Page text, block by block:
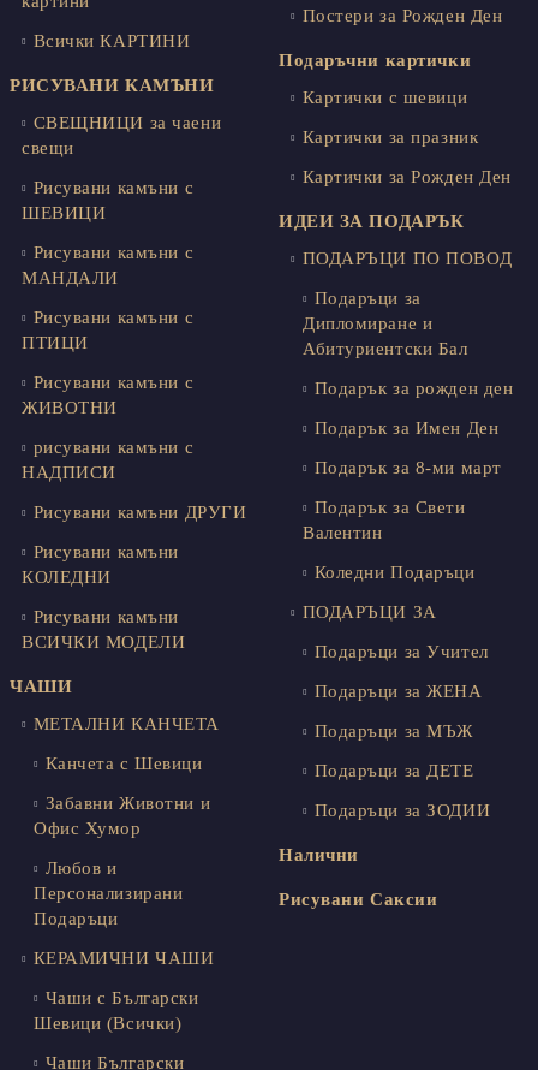
Всички КАРТИНИ
РИСУВАНИ КАМЪНИ
СВЕЩНИЦИ за чаени
свещи
Рисувани камъни с
ШЕВИЦИ
Рисувани камъни с
МАНДАЛИ
Рисувани камъни с
ПТИЦИ
Рисувани камъни с
ЖИВОТНИ
рисувани камъни с
НАДПИСИ
Рисувани камъни ДРУГИ
Рисувани камъни
КОЛЕДНИ
Рисувани камъни
ВСИЧКИ МОДЕЛИ
ЧАШИ
МЕТАЛНИ КАНЧЕТА
Канчета с Шевици
Забавни Животни и
Офис Хумор
Любов и
Персонализирани
Подаръци
КЕРАМИЧНИ ЧАШИ
Чаши с Български
Шевици (Всички)
Чаши Български
Постери за Рожден Ден
Подаръчни картички
Картички с шевици
Картички за празник
Картички за Рожден Ден
ИДЕИ ЗА ПОДАРЪК
ПОДАРЪЦИ ПО ПОВОД
Подаръци за
Дипломиране и
Абитуриентски Бал
Подарък за рожден ден
Подарък за Имен Ден
Подарък за 8-ми март
Подарък за Свети
Валентин
Коледни Подаръци
ПОДАРЪЦИ ЗА
Подаръци за Учител
Подаръци за ЖЕНА
Подаръци за МЪЖ
Подаръци за ДЕТЕ
Подаръци за ЗОДИИ
Налични
Рисувани Саксии